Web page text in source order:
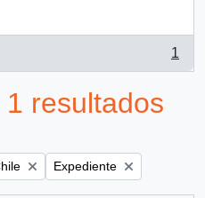
1
resultados
Remove filter:
Expediente